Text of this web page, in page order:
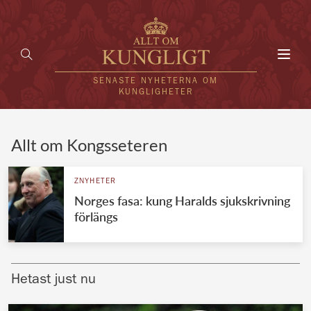
SENASTE NYHETERNA OM
KUNGLIGHETER
UTLÄNDSKT
VÄRLDENS KUNGAHUS
Brittiska kungahuset
Allt om Kongsseteren
ZNYHETER
Norges fasa: kung Haralds sjukskrivning
förlängs
Hetast just nu